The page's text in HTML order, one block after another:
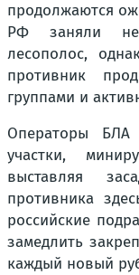
продолжаются
РФ заняли
лесополос,
противник
группами и
Операторы БЛА
участки,
выставляя
противника
российские
замедлить
каждый новый